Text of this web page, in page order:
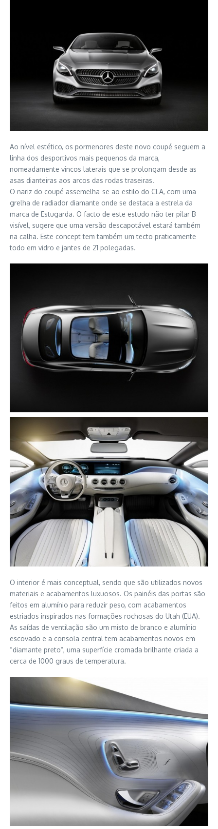
Ao nível estético, os pormenores deste novo coupé seguem a
linha dos desportivos mais pequenos da marca,
nomeadamente vincos laterais que se prolongam desde as
asas dianteiras aos arcos das rodas traseiras.
O nariz do coupé assemelha-se ao estilo do CLA, com uma
grelha de radiador diamante onde se destaca a estrela da
marca de Estugarda. O facto de este estudo não ter pilar B
visível, sugere que uma versão descapotável estará também
na calha. Este concept tem também um tecto praticamente
todo em vidro e jantes de 21 polegadas.
O interior é mais conceptual, sendo que são utilizados novos
materiais e acabamentos luxuosos. Os painéis das portas são
feitos em alumínio para reduzir peso, com acabamentos
estriados inspirados nas formações rochosas do Utah (EUA).
As saídas de ventilação são um misto de branco e alumínio
escovado e a consola central tem acabamentos novos em
“diamante preto”, uma superfície cromada brilhante criada a
cerca de 1000 graus de temperatura.